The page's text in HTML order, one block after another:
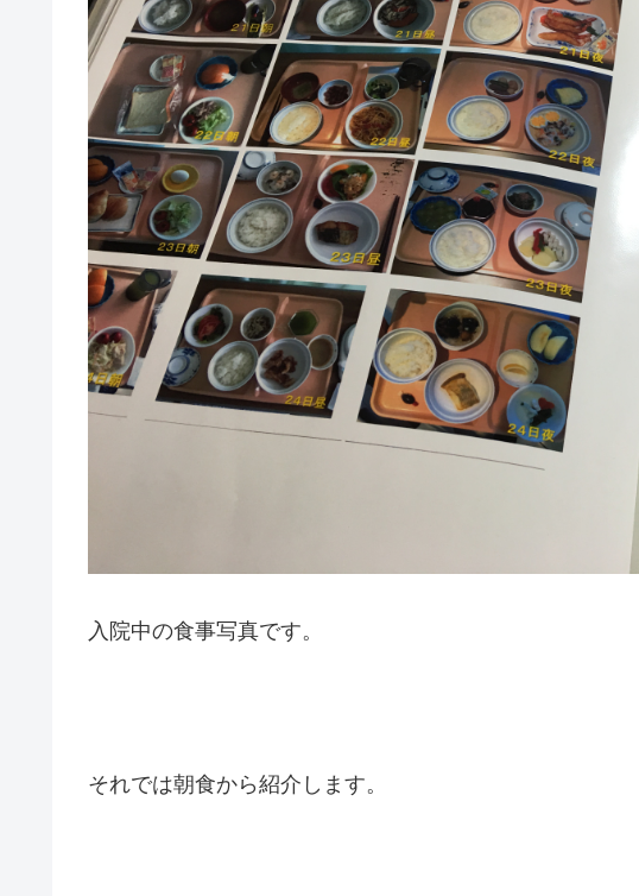
入院中の食事写真です。
それでは朝食から紹介します。